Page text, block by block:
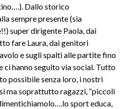
Dallo storico
sempre presente (sia
super dirigente Paola, dai
fare Laura, dai genitori
e sugli spalti alle partite fino
ci hanno seguito via social. Tutto
possibile senza loro, i nostri
ma soprattutto ragazzi, “piccoli
sport educa,